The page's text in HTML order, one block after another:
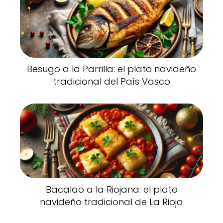
Besugo a la Parrilla: el plato navideño
tradicional del País Vasco
Bacalao a la Riojana: el plato
navideño tradicional de La Rioja